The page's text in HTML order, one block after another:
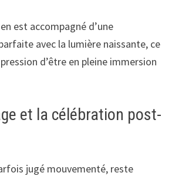
est accompagné d’une
avec la lumière naissante, ce
d’être en pleine immersion
et la célébration post-
jugé mouvementé, reste